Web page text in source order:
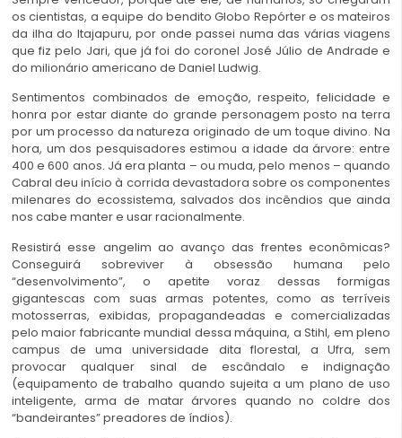
os cientistas, a equipe do bendito Globo Repórter e os mateiros
da ilha do Itajapuru, por onde passei numa das várias viagens
que fiz pelo Jari, que já foi do coronel José Júlio de Andrade e
do milionário americano de Daniel Ludwig.
Sentimentos combinados de emoção, respeito, felicidade e
honra por estar diante do grande personagem posto na terra
por um processo da natureza originado de um toque divino. Na
hora, um dos pesquisadores estimou a idade da árvore: entre
400 e 600 anos. Já era planta – ou muda, pelo menos – quando
Cabral deu início à corrida devastadora sobre os componentes
milenares do ecossistema, salvados dos incêndios que ainda
nos cabe manter e usar racionalmente.
Resistirá esse angelim ao avanço das frentes econômicas?
Conseguirá sobreviver à obsessão humana pelo
“desenvolvimento”, o apetite voraz dessas formigas
gigantescas com suas armas potentes, como as terríveis
motosserras, exibidas, propagandeadas e comercializadas
pelo maior fabricante mundial dessa máquina, a Stihl, em pleno
campus de uma universidade dita florestal, a Ufra, sem
provocar qualquer sinal de escândalo e indignação
(equipamento de trabalho quando sujeita a um plano de uso
inteligente, arma de matar árvores quando no coldre dos
“bandeirantes” preadores de índios).